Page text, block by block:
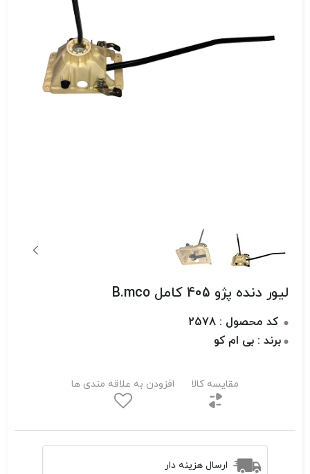
لیور دنده پژو 405 کامل B.mco
کد محصول : 2578
برند : بی ام کو
مقایسه کالا افزودن به علاقه مندی ها
ارسال هزینه دار